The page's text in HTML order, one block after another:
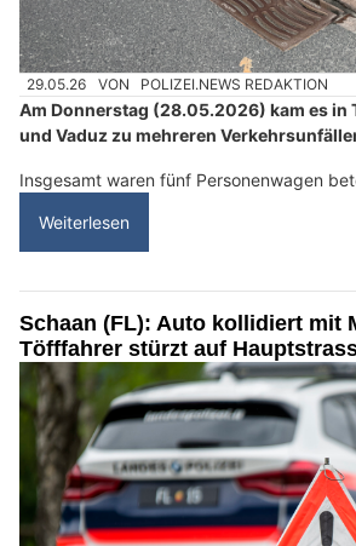
29.05.26 VON POLIZEI.NEWS REDAKTION
Am Donnerstag (28.05.2026) kam es in
und Vaduz zu mehreren
Insgesamt waren fünf Personenwagen
Weiterlesen
Schaan (FL): Auto kollidiert mit
Töfffahrer stürzt auf